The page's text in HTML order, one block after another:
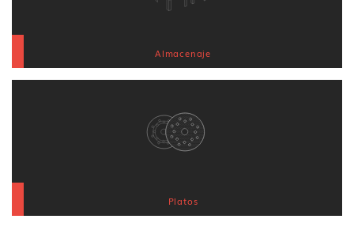
Almacenaje
Platos